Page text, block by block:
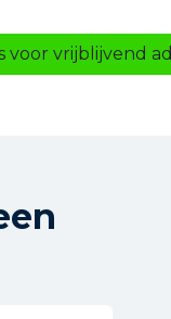
voor vrijblijvend